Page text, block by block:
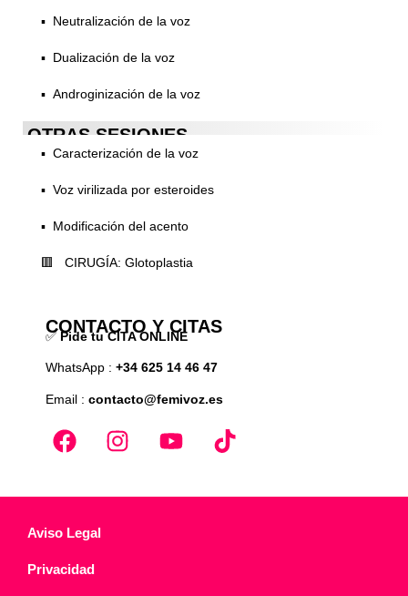
▪️ Neutralización de la voz
▪️ Dualización de la voz
▪️ Androginización de la voz
OTRAS SESIONES
▪️ Caracterización de la voz
▪️ Voz virilizada por esteroides
▪️ Modificación del acento
🟥 CIRUGÍA: Glotoplastia
CONTACTO Y CITAS
✅Pide tu CITA ONLINE
WhatsApp : +34 625 14 46 47
Email : contacto@femivoz.es
Aviso Legal
Privacidad